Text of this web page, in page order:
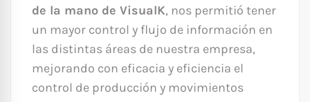
de la mano de VisualK, nos permitió tener
un mayor control y flujo de información en
las distintas áreas de nuestra empresa,
mejorando con eficacia y eficiencia el
control de producción y movimientos